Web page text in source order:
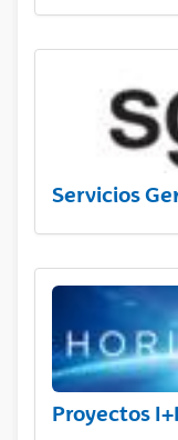
Servicios
Proyectos